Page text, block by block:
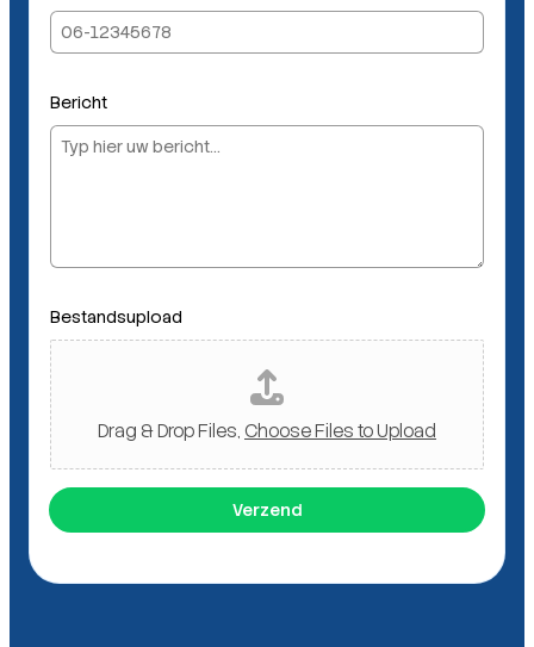
Bericht
e
s
t
a
n
d
u
p
o
Bestandsupload
Drag & Drop Files, Choose Files to Upload
Verzend